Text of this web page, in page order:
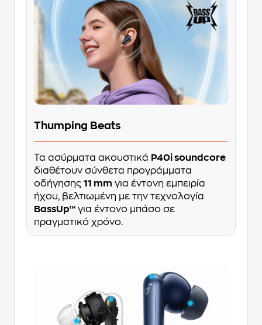
Thumping Beats
Τα ασύρματα ακουστικά P40i soundcore
διαθέτουν σύνθετα προγράμματα
οδήγησης 11 mm για έντονη εμπειρία
ήχου, βελτιωμένη με την τεχνολογία
BassUp™ για έντονο μπάσο σε
πραγματικό χρόνο.